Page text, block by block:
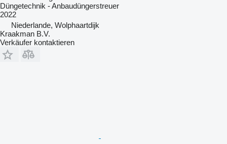
Düngetechnik - Anbaudüngerstreuer
2022
Niederlande, Wolphaartdijk
Kraakman B.V.
Verkäufer kontaktieren